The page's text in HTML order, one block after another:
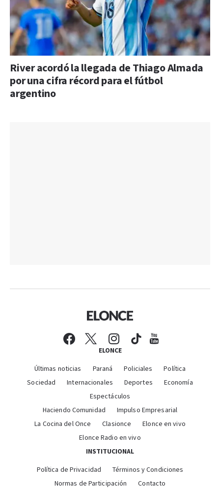
River acordó la llegada de Thiago Almada
por una cifra récord para el fútbol
argentino
ELONCE
Últimas noticias Paraná Policiales
Política
Sociedad
Internacionales Deportes
Economía
Espectáculos
Haciendo Comunidad
Impulso Empresarial
La Cocina del Once
Clasionce
Elonce en vivo
Elonce Radio en vivo
INSTITUCIONAL
Política de Privacidad
Términos y Condiciones
Normas de Participación
Contacto